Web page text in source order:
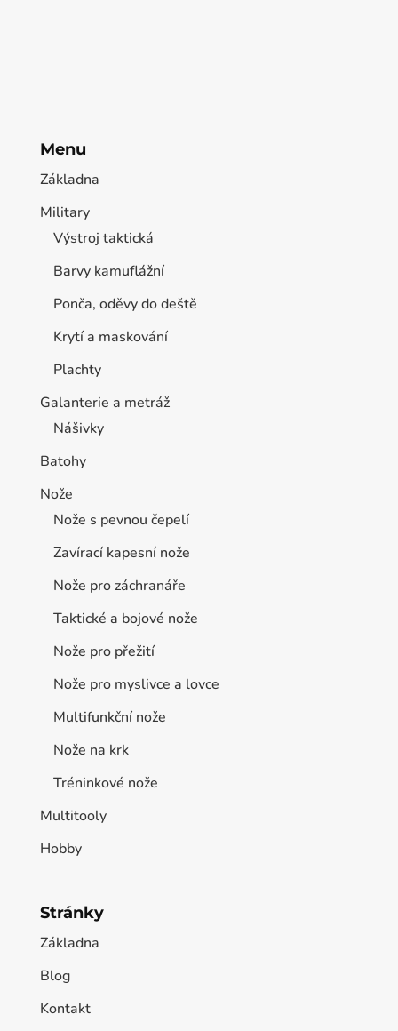
Menu
Základna
Military
Výstroj taktická
Barvy kamuflážní
Ponča, oděvy do deště
Krytí a maskování
Plachty
Galanterie a metráž
Nášivky
Batohy
Nože
Nože s pevnou čepelí
Zavírací kapesní nože
Nože pro záchranáře
Taktické a bojové nože
Nože pro přežití
Nože pro myslivce a lovce
Multifunkční nože
Nože na krk
Tréninkové nože
Multitooly
Hobby
Stránky
Základna
Blog
Kontakt